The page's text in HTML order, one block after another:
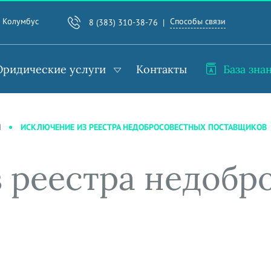
Колумбус 8 (383) 310-38-76 Способы связи
услуги Контакты База
ИСКЛЮЧЕНИЕ ИЗ РЕЕСТРА НЕДОБРОСОВЕСТНЫХ ПОСТАВЩИКОВ